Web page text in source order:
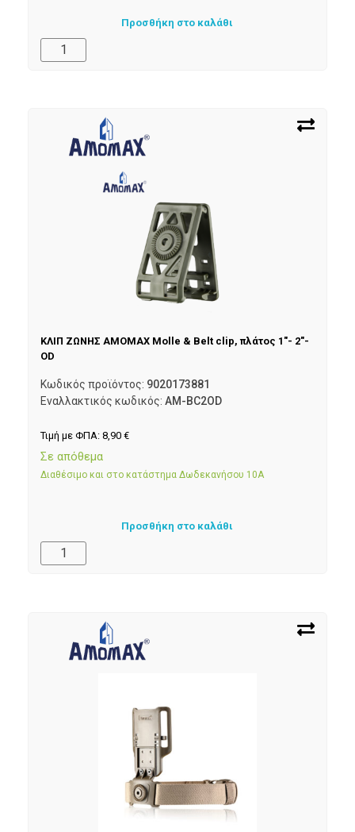
Προσθήκη στο καλάθι
ΚΛΙΠ ΖΩΝΗΣ AMOMAX Molle & Belt clip, πλάτος 1″- 2″-
OD
Κωδικός προϊόντος: 9020173881
Εναλλακτικός κωδικός: AM-BC2OD
Τιμή με ΦΠΑ: 8,90 €
Σε απόθεμα
Διαθέσιμο και στο κατάστημα Δωδεκανήσου 10Α
Προσθήκη στο καλάθι